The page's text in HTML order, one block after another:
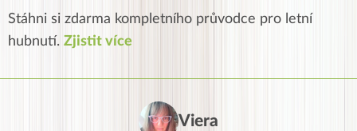
Stáhni si zdarma kompletního průvodce pro letní
hubnutí. Zjistit více
Viera